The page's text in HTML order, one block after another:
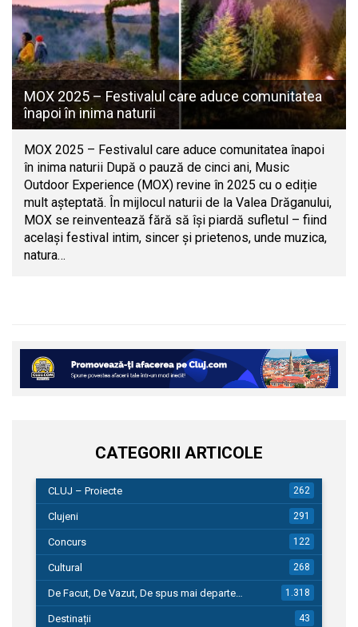
MOX 2025 – Festivalul care aduce comunitatea
înapoi în inima naturii
MOX 2025 – Festivalul care aduce comunitatea înapoi
în inima naturii După o pauză de cinci ani, Music
Outdoor Experience (MOX) revine în 2025 cu o ediție
mult așteptată. În mijlocul naturii de la Valea Drăganului,
MOX se reinventează fără să își piardă sufletul – fiind
același festival intim, sincer și prietenos, unde muzica,
natura…
CATEGORII ARTICOLE
CLUJ – Proiecte 262
Clujeni 291
Concurs 122
Cultural 268
De Facut, De Vazut, De spus mai departe… 1.318
Destinații 43